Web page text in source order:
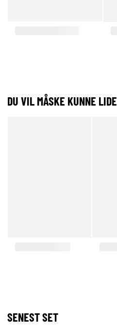
DU VIL MÅSKE KUNNE LIDE
SENEST SET